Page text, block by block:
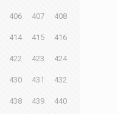
406 407 408
414 415 416
422 423 424
430 431 432
438 439 440